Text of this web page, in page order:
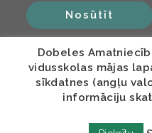
Nosūtīt
Dobeles
vidusskolas mājas
sīkdatnes (angļu
informāciju